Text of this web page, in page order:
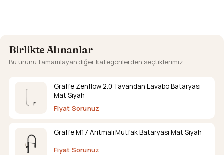
Birlikte Alınanlar
Bu ürünü tamamlayan diğer kategorilerden seçtiklerimiz.
Graffe Zenflow 2.0 Tavandan Lavabo Bataryası
Mat Siyah
Fiyat Sorunuz
Graffe M17 Arıtmalı Mutfak Bataryası Mat Siyah
Fiyat Sorunuz